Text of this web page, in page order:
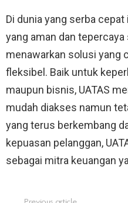
Di dunia yang serba
yang aman dan tepercaya
menawarkan solusi yang
fleksibel. Baik untuk
maupun bisnis, UATAS
mudah diakses namun
yang terus berkembang
kepuasan pelanggan,
sebagai mitra keuangan